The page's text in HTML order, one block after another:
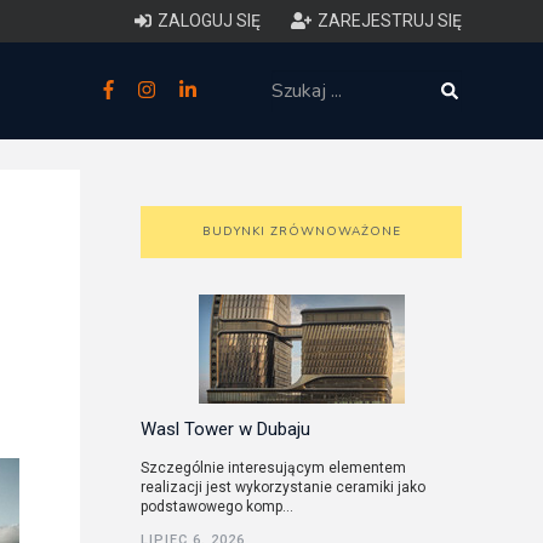
ZALOGUJ SIĘ ZAREJESTRUJ SIĘ
zakres i forma projektu
przestrzennym
BUDYNKI ZRÓWNOWAŻONE
Wasl Tower w Dubaju
Szczególnie interesującym elementem
realizacji jest wykorzystanie ceramiki jako
podstawowego komp...